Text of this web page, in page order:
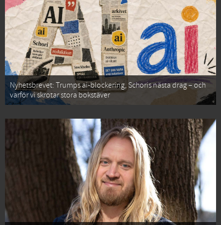
Nyhetsbrevet: Trumps ai-blockering, Schoris nästa drag – och
varför vi skrotar stora bokstäver